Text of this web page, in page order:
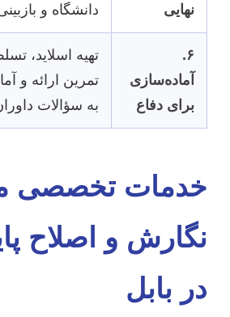
نهایی
دانشگاه و
۶.
آماده‌سازی
برای دفاع
تهیه اسلاید،
تمرین ارائه و
به سؤالات
خدمات تخصصی
نگارش و اصلاح
در بابل